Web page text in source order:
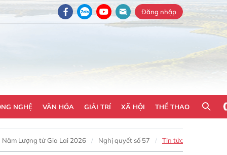
Đăng nhập
NGHỆ VĂN HÓA GIẢI TRÍ XÃ HỘI THỂ THAO
Năm Lượng tử Gia Lai 2026 Nghị quyết số 57 Tin tức